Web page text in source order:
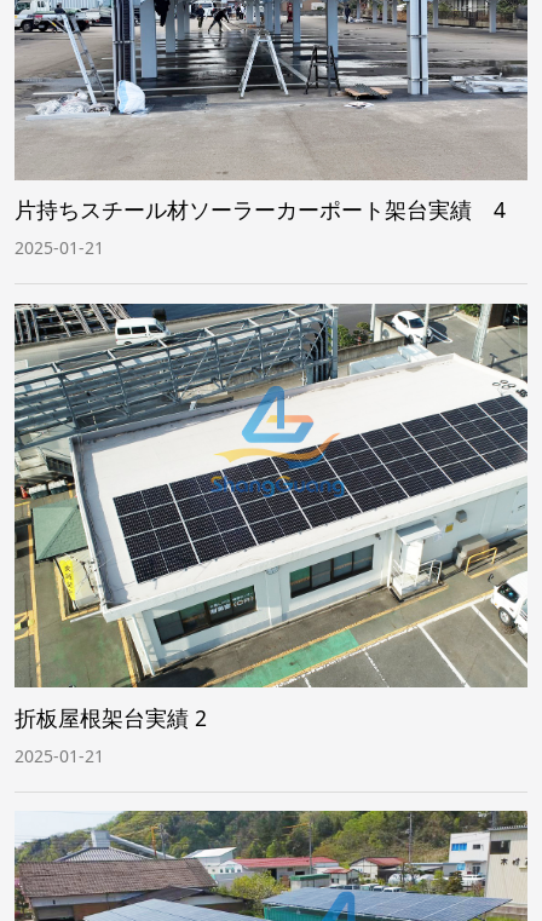
片持ちスチール材ソーラーカーポート架台実績 4
2025-01-21
折板屋根架台実績 2
2025-01-21